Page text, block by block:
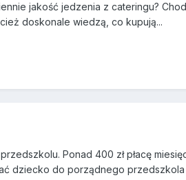
jakość jedzenia z cateringu?
doskonale wiedzą, co kupują...
Ponad 400 zł płacę
dziecko do porządnego